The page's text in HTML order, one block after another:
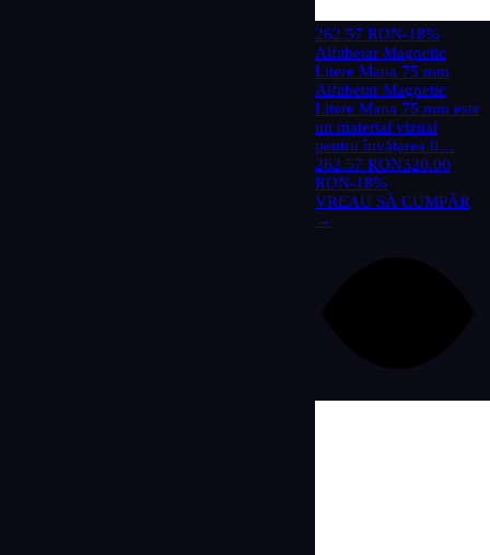
262.57 RON-18%
Alfabetar Magnetic
Litere Mana 75 mm
Alfabetar Magnetic
Litere Mana 75 mm este
un material vizual
pentru învățarea li…
262.57 RON320.00
RON-18%
VREAU SĂ CUMPĂR
→